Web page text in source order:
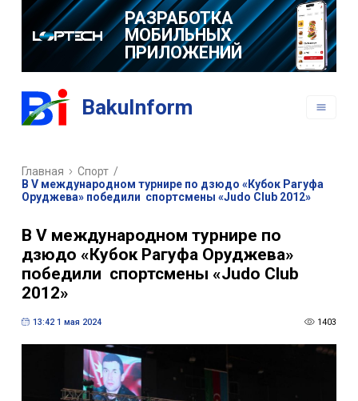
РАЗРАБОТКА
МОБИЛЬНЫХ
ПРИЛОЖЕНИЙ
BakuInform
Главная Спорт /
В V международном турнире по дзюдо «Кубок Рагуфа
Оруджева» победили спортсмены «Judo Club 2012»
В V международном турнире по
дзюдо «Кубок Рагуфа Оруджева»
победили спортсмены «Judo Club
2012»
13:42 1 мая 2024 1403